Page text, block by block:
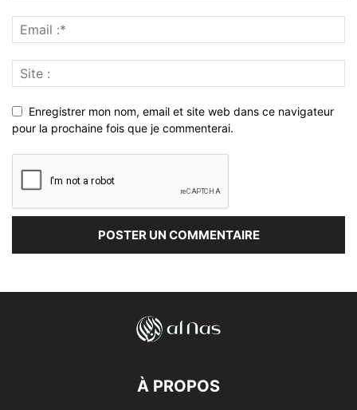
Enregistrer mon nom, email et site web dans ce navigateur
pour la prochaine fois que je commenterai.
À PROPOS